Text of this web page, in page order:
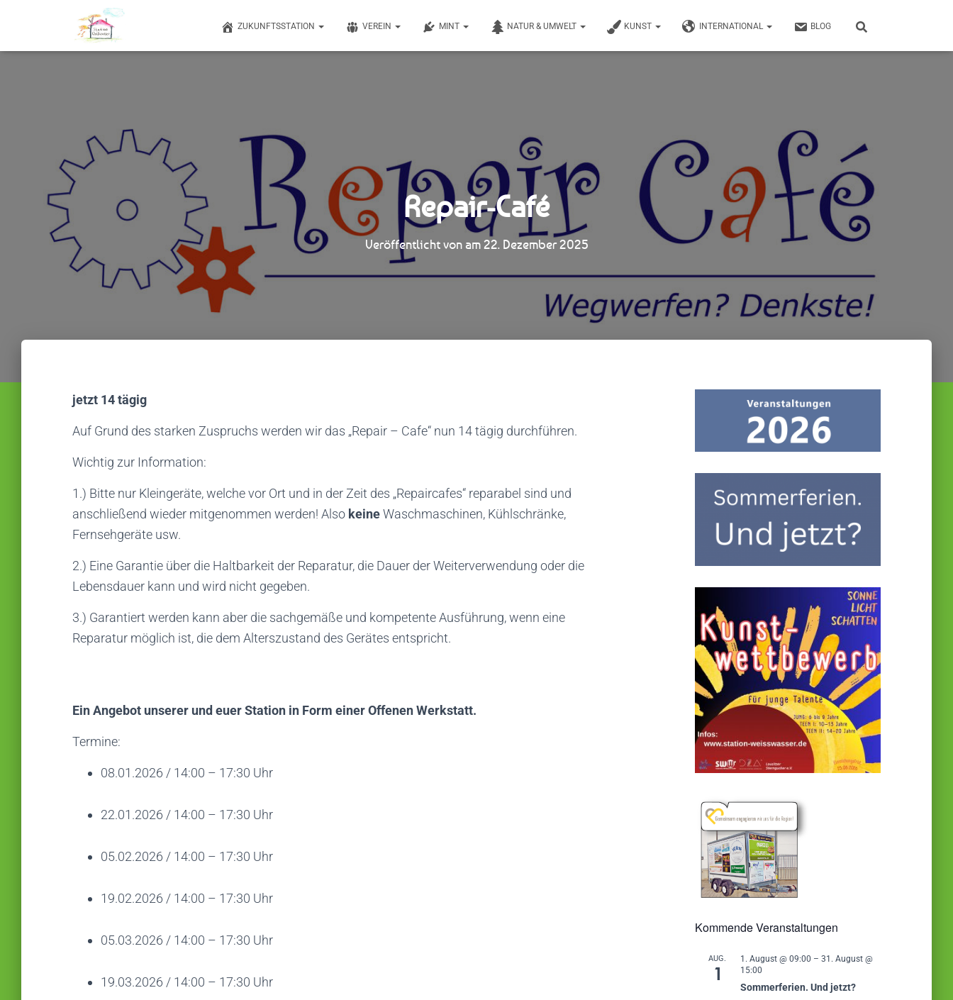
ZUKUNFTSSTATION VEREIN MINT NATUR & UMWELT KUNST INTERNATIONAL BLOG
Repair-Café
Veröffentlicht von am22. Dezember 2025
jetzt 14 tägig
Auf Grund des starken Zuspruchs werden wir das „Repair – Cafe“ nun 14 tägig durchführen.
Wichtig zur Information:
1.) Bitte nur Kleingeräte, welche vor Ort und in der Zeit des „Repaircafes“ reparabel sind und
anschließend wieder mitgenommen werden! Also keineWaschmaschinen, Kühlschränke,
Fernsehgeräte usw.
2.) Eine Garantie über die Haltbarkeit der Reparatur, die Dauer der Weiterverwendung oder die
Lebensdauer kann und wird nicht gegeben.
3.) Garantiert werden kann aber die sachgemäße und kompetente Ausführung, wenn eine
Reparatur möglich ist, die dem Alterszustand des Gerätes entspricht.
Ein Angebot unserer und euer Station in Form einer Offenen Werkstatt.
Termine:
08.01.2026 / 14:00 – 17:30 Uhr
22.01.2026 / 14:00 – 17:30 Uhr
05.02.2026 / 14:00 – 17:30 Uhr
19.02.2026 / 14:00 – 17:30 Uhr
05.03.2026 / 14:00 – 17:30 Uhr
19.03.2026 / 14:00 – 17:30 Uhr
Kommende Veranstaltungen
AUG.
1
1. August @ 09:00 – 31. August @
15:00
Sommerferien. Und jetzt?